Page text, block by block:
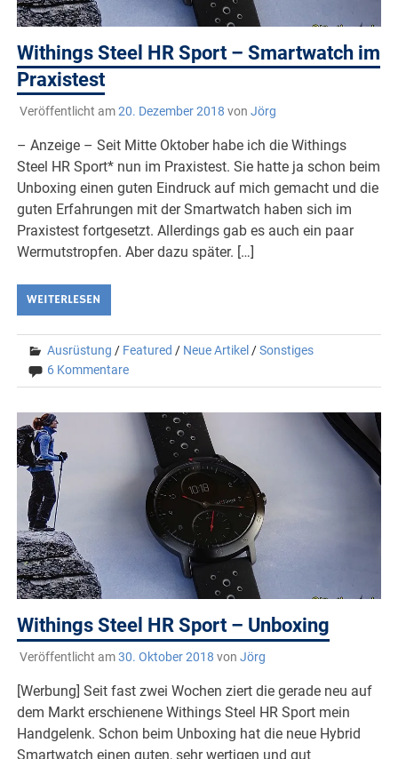
Withings Steel HR Sport – Smartwatch im
Praxistest
Veröffentlicht am20. Dezember 2018 von Jörg
– Anzeige – Seit Mitte Oktober habe ich die Withings
Steel HR Sport* nun im Praxistest. Sie hatte ja schon beim
Unboxing einen guten Eindruck auf mich gemacht und die
guten Erfahrungen mit der Smartwatch haben sich im
Praxistest fortgesetzt. Allerdings gab es auch ein paar
Wermutstropfen. Aber dazu später. […]
WEITERLESEN
Ausrüstung / Featured / Neue Artikel /Sonstiges
6 Kommentare
Withings Steel HR Sport – Unboxing
Veröffentlicht am30. Oktober 2018 von Jörg
[Werbung] Seit fast zwei Wochen ziert die gerade neu auf
dem Markt erschienene Withings Steel HR Sport mein
Handgelenk. Schon beim Unboxing hat die neue Hybrid
Smartwatch einen guten, sehr wertigen und gut